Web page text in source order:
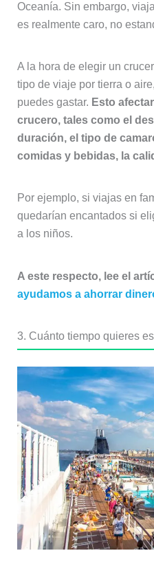
Oceanía. Sin embargo,
es realmente caro, no
A la hora de elegir un
tipo de viaje por tierra o
puedes gastar. Esto
crucero, tales como el
duración, el tipo de
comidas y bebidas, la
Por ejemplo, si viajas en
quedarían encantados si
a los niños.
A este respecto, lee el
ayudamos a ahorrar
3. Cuánto tiempo quieres